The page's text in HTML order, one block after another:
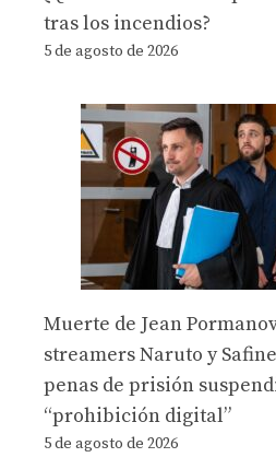
tras los incendios?
5 de agosto de 2026
Muerte de Jean
streamers Naruto y
penas de prisión
“prohibición digital”
5 de agosto de 2026